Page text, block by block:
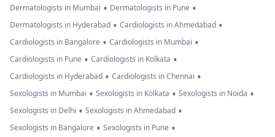
Dermatologists in Mumbai • Dermatologists in Pune •
Dermatologists in Hyderabad • Cardiologists in Ahmedabad •
Cardiologists in Bangalore • Cardiologists in Mumbai •
Cardiologists in Pune • Cardiologists in Kolkata •
Cardiologists in Hyderabad • Cardiologists in Chennai •
Sexologists in Mumbai • Sexologists in Kolkata • Sexologists in Noida •
Sexologists in Delhi • Sexologists in Ahmedabad •
Sexologists in Bangalore • Sexologists in Pune •